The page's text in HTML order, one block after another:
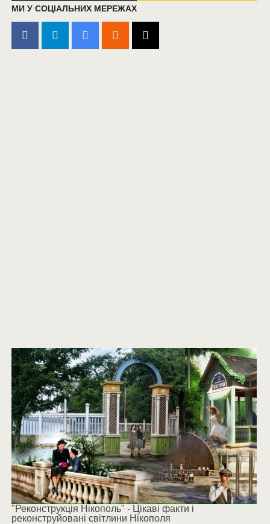
МИ У СОЦІАЛЬНИХ МЕРЕЖАХ
"Реконструкція Нікополь" - Цікаві факти і
реконструйовані світлини Нікополя